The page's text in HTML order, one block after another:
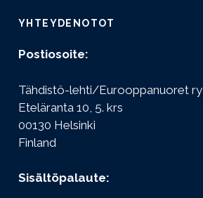
YHTEYDENOTOT
Postiosoite:
Tähdistö-lehti/Eurooppanuoret ry
Eteläranta 10, 5. krs
00130 Helsinki
Finland
Sisältöpalaute: